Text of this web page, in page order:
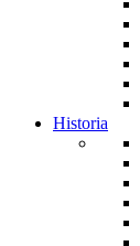
Historia